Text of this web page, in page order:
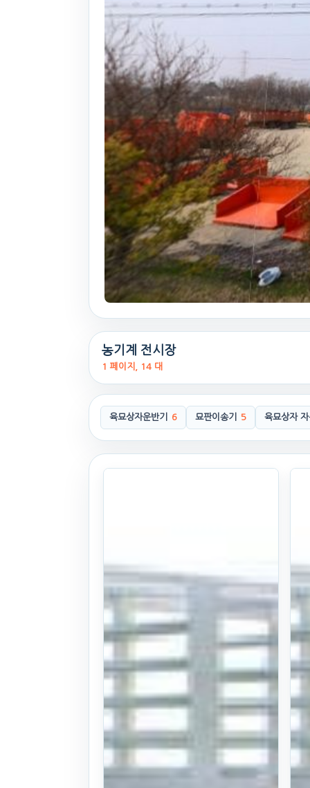
농기계 전시장
1 페이지, 14 대
육묘상자운반기 6 묘판이송기 5 육묘상자